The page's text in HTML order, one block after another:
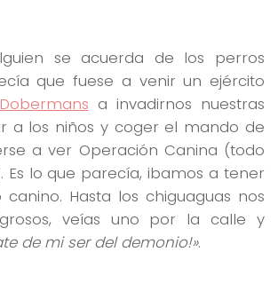
se acuerda de los perros
que fuese a venir un ejército
Dobermans a invadirnos nuestras
a los niños y coger el mando de
a ver Operación Canina (todo
Es lo que parecía, ibamos a tener
Hasta los chiguaguas nos
veías uno por la calle y
de mi ser del demonio!».